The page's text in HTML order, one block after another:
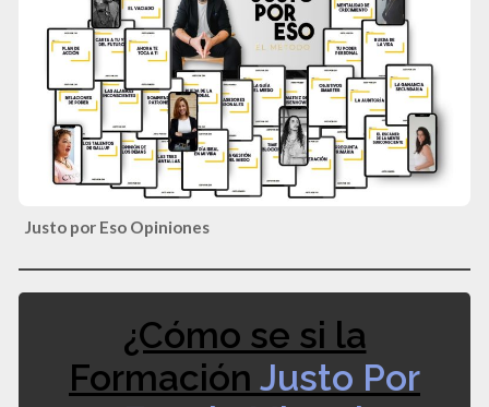
Justo por Eso Opiniones
¿Cómo se si la
Formación Justo Por